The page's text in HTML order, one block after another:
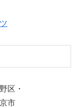
区・
市